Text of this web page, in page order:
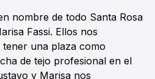
nombre de todo Santa Rosa
Fassi. Ellos nos
una plaza como
de tejo profesional en el
y Marisa nos